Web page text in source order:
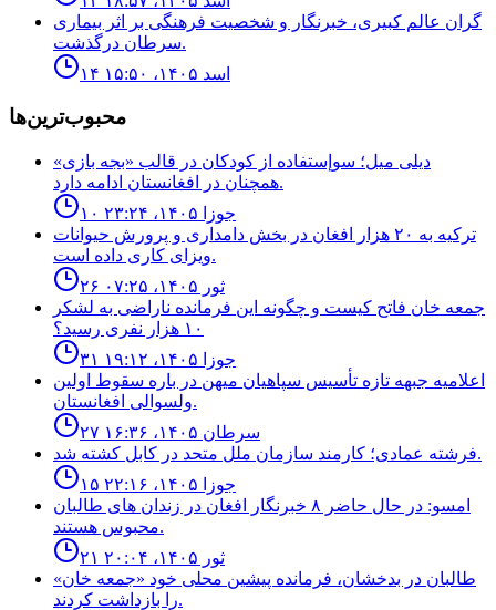
گران عالم کبیری، خبرنگار و شخصیت فرهنگی بر اثر بیماری
سرطان درگذشت.
۱۴ اسد ۱۴۰۵، ۱۵:۵۰
محبوب‌ترین‌ها
ديلى ميل؛ سوإستفاده از كودكان در قالب «بجه بازى»
همچنان در افغانستان ادامه دارد.
۱۰ جوزا ۱۴۰۵، ۲۳:۲۴
ترکیه به ۲۰ هزار افغان در بخش دامداری و پرورش حیوانات
ویزای کاری داده است.
۲۶ ثور ۱۴۰۵، ۰۷:۲۵
جمعه خان فاتح كيست و چگونه اين فرمانده ناراضى به لشكر
١٠ هزار نفرى رسيد؟
۳۱ جوزا ۱۴۰۵، ۱۹:۱۲
اعلاميه جبهه تازه تأسيس سپاهيان ميهن در باره سقوط اولين
ولسوالى افغانستان.
۲۷ سرطان ۱۴۰۵، ۱۶:۳۶
فرشته عمادى؛ كارمند سازمان ملل متحد در كابل كشته شد.
۱۵ جوزا ۱۴۰۵، ۲۲:۱۶
امسو: در حال حاضر ۸ خبرنگار افغان در زندان‌ های طالبان
محبوس هستند.
۲۱ ثور ۱۴۰۵، ۲۰:۰۴
طالبان در بدخشان، فرمانده پیشین محلی خود «جمعه خان»
را بازداشت کردند.